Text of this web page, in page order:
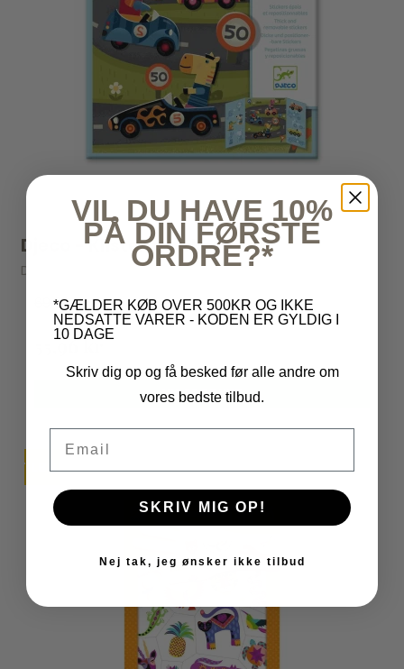
Djeco - Klistermærker - Biler
Djeco
69,95 kr
55,96 kr
VIS PRODUKT
TILBUD
VIL DU HAVE 10%
PÅ DIN FØRSTE
ORDRE?*
*GÆLDER KØB OVER 500KR OG IKKE
NEDSATTE VARER - KODEN ER GYLDIG I
10 DAGE
Skriv dig op og få besked før alle andre om
vores bedste tilbud.
SKRIV MIG OP!
Nej tak, jeg ønsker ikke tilbud